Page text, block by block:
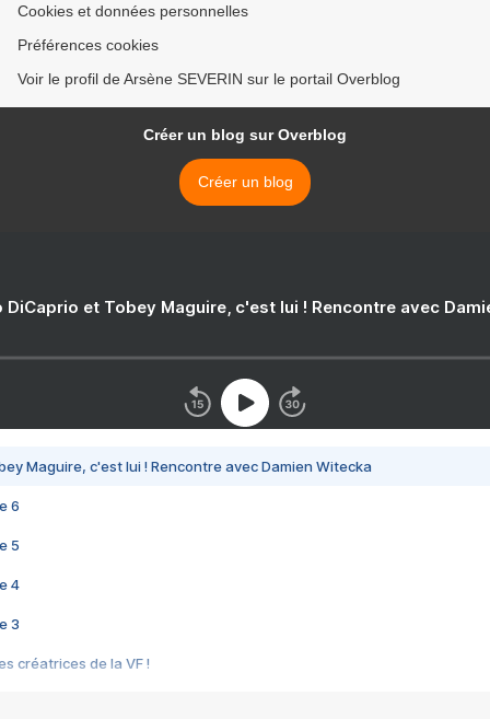
Cookies et données personnelles
Préférences cookies
Voir le profil de Arsène SEVERIN sur le portail Overblog
Créer un blog sur Overblog
Créer un blog
DiCaprio et Tobey Maguire, c'est lui ! Rencontre avec
Maguire, c'est lui ! Rencontre avec Damien Witecka
6
5
4
3
créatrices de la VF !